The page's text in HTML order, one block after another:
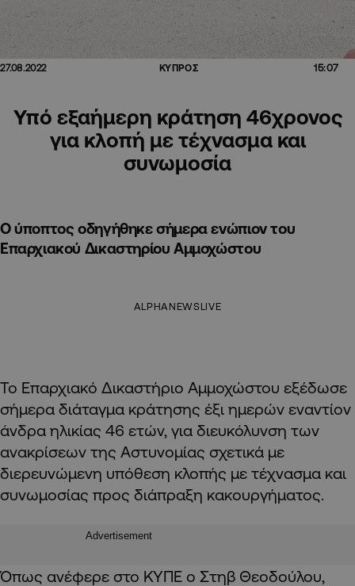
27.08.2022 ΚΥΠΡΟΣ 15:07
Υπό εξαήμερη κράτηση 46χρονος
για κλοπή με τέχνασμα και
συνωμοσία
Ο ύποπτος οδηγήθηκε σήμερα ενώπιον του
Επαρχιακού Δικαστηρίου Αμμοχώστου
ALPHANEWSLIVE
Το Επαρχιακό Δικαστήριο Αμμοχώστου εξέδωσε
σήμερα διάταγμα κράτησης έξι ημερών εναντίον
άνδρα ηλικίας 46 ετών, για διευκόλυνση των
ανακρίσεων της Αστυνομίας σχετικά με
διερευνώμενη υπόθεση κλοπής με τέχνασμα και
συνωμοσίας προς διάπραξη κακουργήματος.
Advertisement
Όπως ανέφερε στο ΚΥΠΕ ο Στηβ Θεοδούλου,